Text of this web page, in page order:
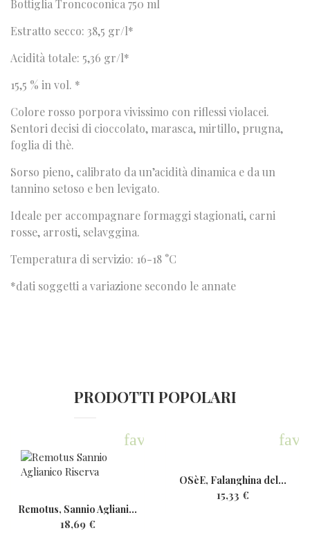
Bottiglia Troncoconica 750 ml
Estratto secco: 38,5 gr/l*
Acidità totale: 5,36 gr/l*
15,5 % in vol. *
Colore rosso porpora vivissimo con riflessi violacei.
Sentori decisi di cioccolato, marasca, mirtillo, prugna,
foglia di thè.
Sorso pieno, calibrato da un’acidità dinamica e da un
tannino setoso e ben levigato.
Ideale per accompagnare formaggi stagionati, carni
rosse, arrosti, selavggina.
Temperatura di servizio: 16-18 °C
*dati soggetti a variazione secondo le annate
PRODOTTI POPOLARI
favorite
Remotus, Sannio Aglianico...
18,69 €
OSèE, Falanghina del...
15,33 €